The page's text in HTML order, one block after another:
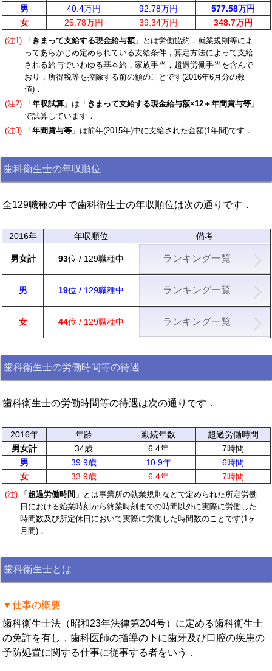
男
40.4万円 92.78万円
577.58万円
女
25.78万円 39.34万円 348.7万円
(注1) 「 きまって支給する現金給与額」とは労働協約，就業規則等によ
ってあらかじめ定められている支給条件，算定方法によって支給
される給与でいわゆる基本給，家族手当，超過労働手当を含んで
おり，所得税等を控除する前の額のことです(2016年6月分の数
値)．
(注2)
「 年収試算 」は「 きまって支給する現金給与額×12＋年間賞与等 」
で試算しています．
(注3)
「 年間賞与等 」は前年(2015年)中に支給された金額(1年間)です．
歯科衛生士の年収順位
全129職種の中で歯科衛生士の年収順位は次の通りです．
2016年 年収順位 備考
男女計 93位 / 129職種中 ランキング一覧
男 19位 / 129職種中 ランキング一覧
女 44位 / 129職種中 ランキング一覧
歯科衛生士の労働時間等の待遇
歯科衛生士の労働時間等の待遇は次の通りです．
2016年 年齢 勤続年数
超過労働時間
男女計
34歳 6.4年
7時間
男
39.9歳 10.9年
6時間
女
33.9歳 6.4年 7時間
(注) 「 超過労働時間 」とは事業所の就業規則などで定められた所定労働
日における始業時刻から終業時刻までの時間以外に実際に労働した
時間数及び所定休日において実際に労働した時間数のことです(1ヶ
月間)．
歯科衛生士とは
▼仕事の概要
歯科衛生士法（昭和23年法律第204号）に定める歯科衛生士
の免許を有し，歯科医師の指導の下に歯牙及び口腔の疾患の
予防処置に関する仕事に従事する者をいう．